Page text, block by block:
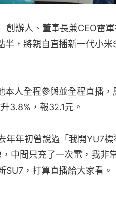
創辦人、董事長兼CEO雷
半，將親自直播新一代小
本人全程參與並全程直播
3.8%，報32.1元。
年年初曾說過「我開YU7標
中間只充了一次電，我非
SU7，打算直播給大家看。